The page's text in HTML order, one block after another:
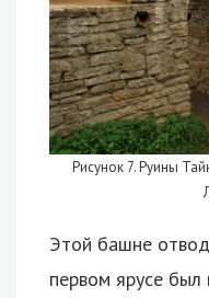
Рисунок 7. Руины
Этой башне
первом ярусе